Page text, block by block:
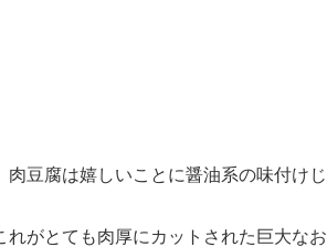
豆腐は嬉しいことに醤油系の味付けじ
がとても肉厚にカットされた巨大なお